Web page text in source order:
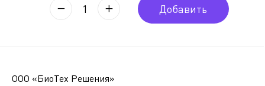
1 Добавить
ООО «БиоТех Решения»